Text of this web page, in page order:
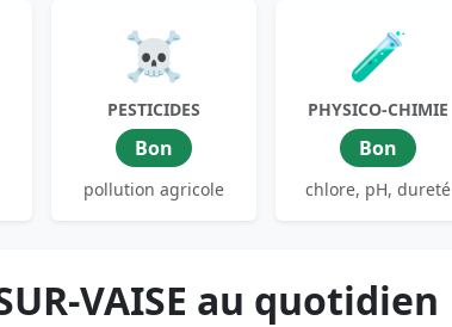
☠️
PESTICIDES
Bon
pollution agricole
🧪
PHYSICO-CHIMIE
Bon
chlore, pH, dureté
VAISE au quotidien